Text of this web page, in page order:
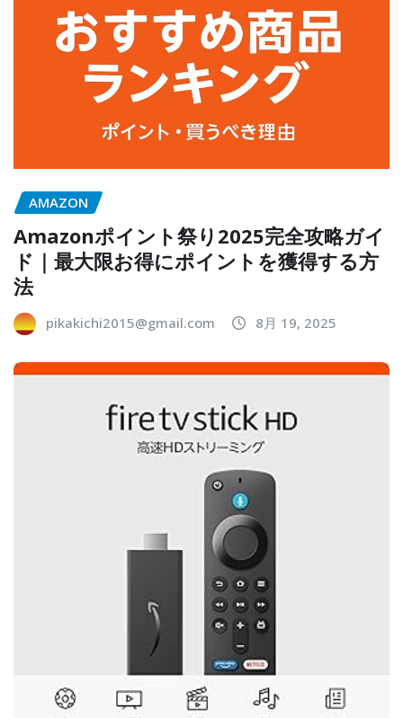
AMAZON
Amazonポイント祭り2025完全攻略ガイ
ド｜最大限お得にポイントを獲得する方
法
pikakichi2015@gmail.com 8月 19, 2025